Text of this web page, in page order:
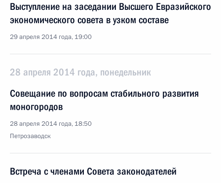
Выступление на заседании Высшего Евразийского
экономического совета в узком составе
29 апреля 2014 года, 19:00
28 апреля 2014 года, понедельник
Совещание по вопросам стабильного развития
моногородов
28 апреля 2014 года, 18:50
Петрозаводск
Встреча с членами Совета законодателей